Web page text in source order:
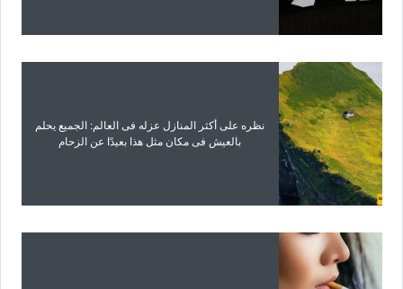
نظره على أکثر المنازل عزله فی العالم: الجمیع یحلم
بالعیش فی مکان مثل هذا بعیدًا عن الزحام